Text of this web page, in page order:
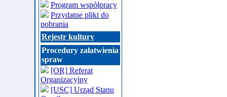
Program współpracy
Przydatne pliki do
pobrania
Rejestr kultury
Procedury załatwienia
spraw
[OR] Referat
Organizacyjny
[USC] Urząd Stanu